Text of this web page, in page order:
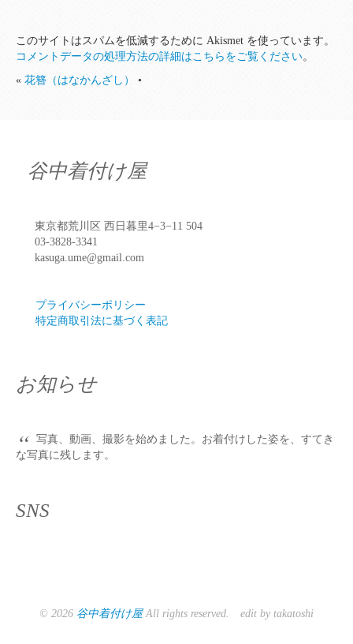
このサイトはスパムを低減するために Akismet を使っています。
コメントデータの処理方法の詳細はこちらをご覧ください。
« 花簪（はなかんざし） •
谷中着付け屋
東京都荒川区 西日暮里4−3−11 504
03-3828-3341
kasuga.ume@gmail.com
プライバシーポリシー
特定商取引法に基づく表記
お知らせ
“ 写真、動画、撮影を始めました。お着付けした姿を、すてき
な写真に残します。
SNS
© 2026 谷中着付け屋All rights reserved. edit by takatoshi